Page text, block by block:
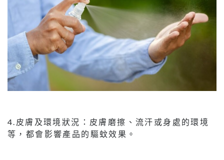
4.皮膚及環境狀況：皮膚磨擦、流汗或身處的環境
等，都會影響產品的驅蚊效果。